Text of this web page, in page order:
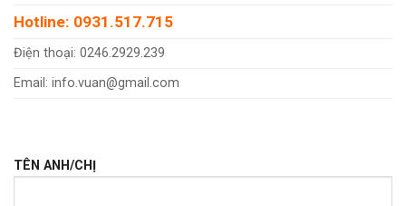
Hotline: 0931.517.715
Điện thoại: 0246.2929.239
Email: info.vuan@gmail.com
TÊN ANH/CHỊ